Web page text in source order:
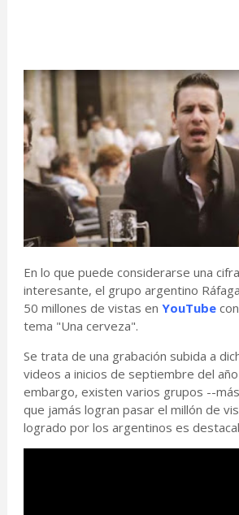
En lo que puede considerarse una
interesante, el grupo argentino
50 millones de vistas en YouTube
tema "Una cerveza".
Se trata de una grabación subida a
videos a inicios de septiembre del año
embargo, existen varios grupos --
que jamás logran pasar el millón de
logrado por los argentinos es